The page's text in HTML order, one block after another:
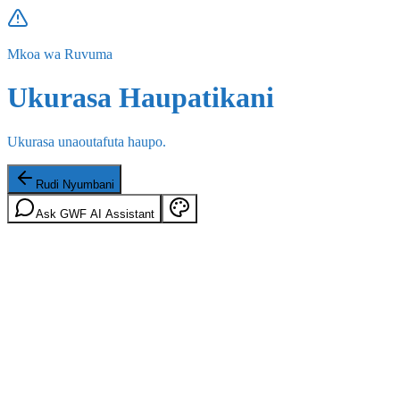
Mkoa wa Ruvuma
Ukurasa Haupatikani
Ukurasa unaoutafuta haupo.
Rudi Nyumbani
Ask GWF AI Assistant